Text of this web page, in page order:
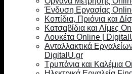
Ένδυση Εργασίας
Κοπίδια, Πριόνια και
Κατσαβίδια και Λίμες
Λουκέτα Online |
Ανταλλακτικά
DigitalU.gr
Τρυπάνια και Καλέμια